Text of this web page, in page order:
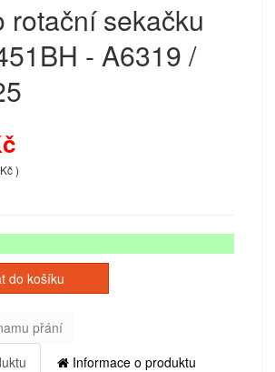
rotační sekačku
- A6319 /
)
do košíku
přání
Informace o produktu